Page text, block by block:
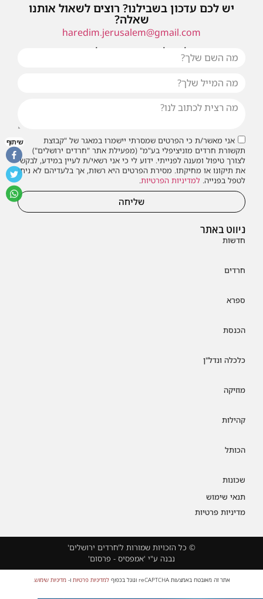
ניווט באתר
חדשות
חרדים
ספרא
הכנסת
כלכלה ונדל"ן
מוזיקה
קהילות
הכותל
שכונות
תנאי שימוש
מדיניות פרטיות
יש לכם עדכון בשבילנו? רוצים לשאול אותנו
שאלה?
haredim.jerusalem@gmail.com
או שילחו אלינו פנייה ונחזור אליכם בהקדם
אני מאשר/ת כי הפרטים שמסרתי יישמרו במאגר של "קבוצת
תקשורת חרדים מוניציפלי בע"מ" (מפעילת אתר "חרדים ירושלים")
לצורך טיפול ומענה לפנייתי. ידוע לי כי אני רשאי/ת לעיין במידע, לבקש
את תיקונו או מחיקתו. מסירת הפרטים היא רשות, אך בלעדיהם לא ניתן
לטפל בפנייה. למדיניות הפרטיות.
שליחה
© כל הזכויות שמורות ל'חרדים ירושלים'
נבנה ע"י 'אמפסיס - פרסום'
אתר זה מאובטח באמצעות reCAPTCHA וגוגל בכפוף למדיניות פרטיות ו-מדיניות שימוש
שיתוף